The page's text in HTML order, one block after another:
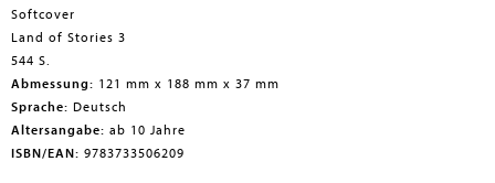
submenu
Softcover
Land of Stories 3
544 S.
Abmessung: 121 mm x 188 mm x 37 mm
Sprache: Deutsch
Altersangabe: ab 10 Jahre
ISBN/EAN: 9783733506209